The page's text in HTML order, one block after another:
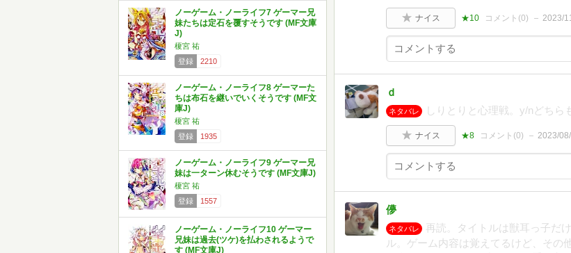
ノーゲーム・ノーライフ7 ゲーマー兄
妹たちは定石を覆すそうです (MF文庫
J)
榎宮 祐
登録
2210
ノーゲーム・ノーライフ8 ゲーマーた
ちは布石を継いでいくそうです (MF文
庫J)
榎宮 祐
登録
1935
ノーゲーム・ノーライフ9 ゲーマー兄
妹は一ターン休むそうです (MF文庫J)
榎宮 祐
登録
1557
ノーゲーム・ノーライフ10 ゲーマー
兄妹は過去(ツケ)を払わされるようで
す (MF文庫J)
ナイス ★10 コメント(0) 2023/
ｄ
ネタバレ しりとりと心理戦。y/nどちら
ナイス ★8 コメント(0) 2023/
儚
ネタバレ
再読。タイトルは獣耳っ子だ
ル。ゲーム内容は覚えてるけど、その